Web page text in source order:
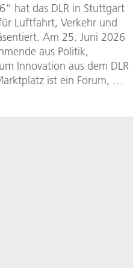
hat das DLR in Stuttgart
Luftfahrt, Verkehr und
Am 25. Juni 2026
aus Politik,
Innovation aus dem DLR
ist ein Forum, bei